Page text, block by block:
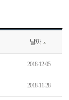
날짜
2018-12-05
2018-11-28